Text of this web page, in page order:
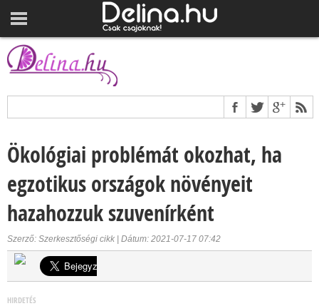
Ökológiai problémát okozhat, ha
egzotikus országok növényeit
hazahozzuk szuvenírként
Szerző: Szerkesztőségi cikk | Dátum: 2021-07-17 07:42
HIRDETÉS